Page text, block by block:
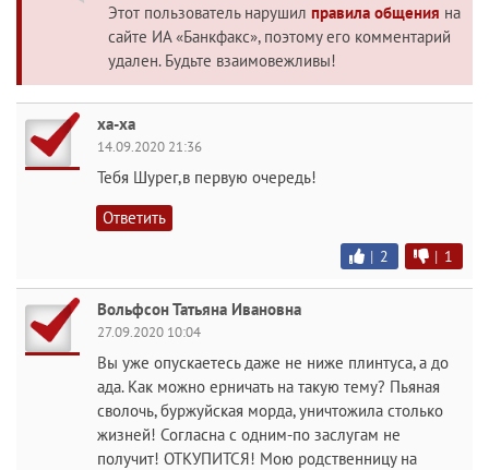
Этот пользователь нарушил правила общения на
сайте ИА «Банкфакс», поэтому его комментарий
удален. Будьте взаимовежливы!
ха-ха
14.09.2020 21:36
Тебя Шурег,в первую очередь!
Ответить
| 2 | 1
Вольфсон Татьяна Ивановна
27.09.2020 10:04
Вы уже опускаетесь даже не ниже плинтуса, а до
ада. Как можно ерничать на такую тему? Пьяная
сволочь, буржуйская морда, уничтожила столько
жизней! Согласна с одним-по заслугам не
получит! ОТКУПИТСЯ! Мою родственницу на